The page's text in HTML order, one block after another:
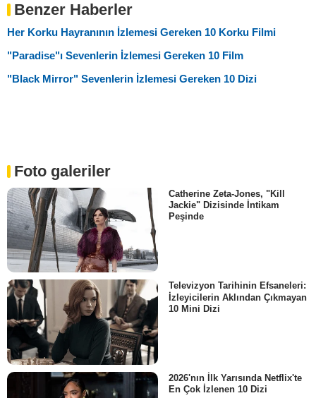
Benzer Haberler
Her Korku Hayranının İzlemesi Gereken 10 Korku Filmi
"Paradise"ı Sevenlerin İzlemesi Gereken 10 Film
"Black Mirror" Sevenlerin İzlemesi Gereken 10 Dizi
Foto galeriler
Catherine Zeta-Jones, "Kill
Jackie" Dizisinde İntikam
Peşinde
Televizyon Tarihinin Efsaneleri:
İzleyicilerin Aklından Çıkmayan
10 Mini Dizi
2026'nın İlk Yarısında Netflix'te
En Çok İzlenen 10 Dizi